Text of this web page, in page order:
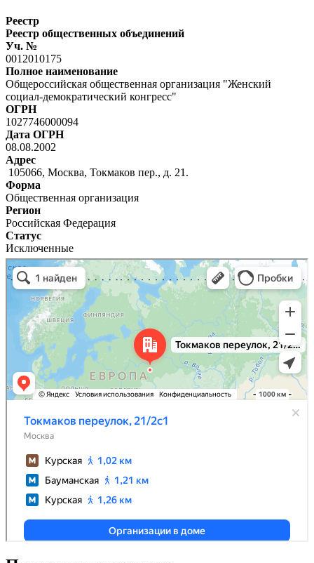
Реестр
Реестр общественных объединений
Уч. №
0012010175
Полное наименование
Общероссийская общественная организация "Женский
социал-демократический конгресс"
ОГРН
1027746000094
Дата ОГРН
08.08.2002
Адрес
105066, Москва, Токмаков пер., д. 21.
Форма
Общественная организация
Регион
Российская Федерация
Статус
Исключенные